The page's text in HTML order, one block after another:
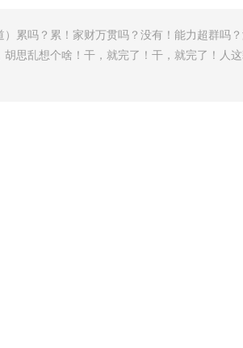
）累吗？累！家财万贯吗？没有！能力超群吗
胡思乱想个啥！干，就完了！干，就完了！人